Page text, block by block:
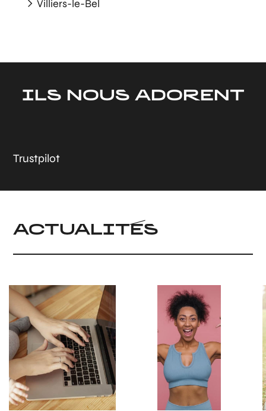
Villiers-le-Bel
ILS NOUS ADORENT
Trustpilot
ACTUALITÉS